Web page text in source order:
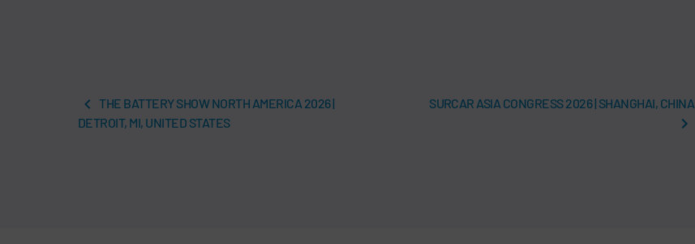
THE BATTERY SHOW NORTH AMERICA 2026 |
DETROIT, MI, UNITED STATES
SURCAR ASIA CONGRESS 2026 | SHANGHAI, CHINA